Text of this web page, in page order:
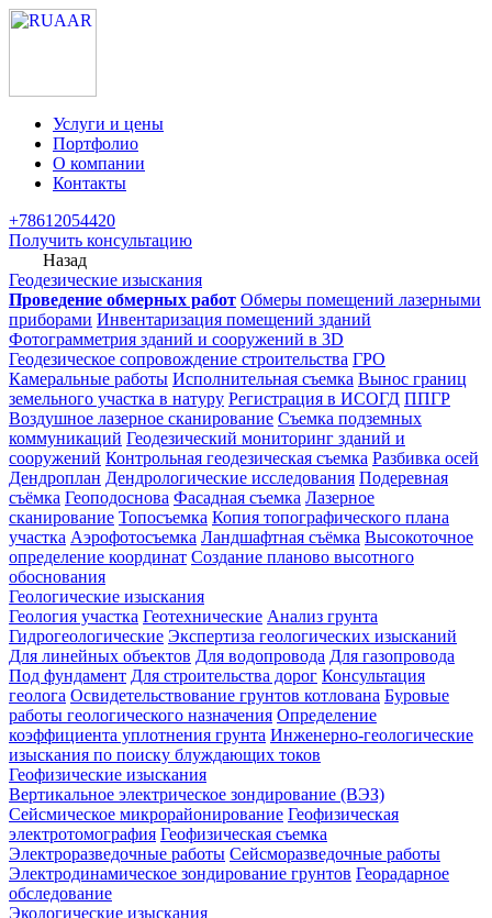
Услуги и цены
Портфолио
О компании
Контакты
+78612054420
Получить консультацию
Назад
Геодезические изыскания
Проведение обмерных работ Обмеры помещений лазерными
приборами Инвентаризация помещений зданий
Фотограмметрия зданий и сооружений в 3D
Геодезическое сопровождение строительства ГРО
Камеральные работы Исполнительная съемка Вынос границ
земельного участка в натуру Регистрация в ИСОГД ППГР
Воздушное лазерное сканирование Съемка подземных
коммуникаций Геодезический мониторинг зданий и
сооружений Контрольная геодезическая съемка Разбивка осей
Дендроплан Дендрологические исследования Подеревная
съёмка Геоподоснова Фасадная съемка Лазерное
сканирование Топосъемка Копия топографического плана
участка Аэрофотосъемка Ландшафтная съёмка Высокоточное
определение координат Создание планово высотного
обоснования
Геологические изыскания
Геология участка Геотехнические Анализ грунта
Гидрогеологические Экспертиза геологических изысканий
Для линейных объектов Для водопровода Для газопровода
Под фундамент Для строительства дорог Консультация
геолога Освидетельствование грунтов котлована Буровые
работы геологического назначения Определение
коэффициента уплотнения грунта Инженерно-геологические
изыскания по поиску блуждающих токов
Геофизические изыскания
Вертикальное электрическое зондирование (ВЭЗ)
Сейсмическое микрорайонирование Геофизическая
электротомография Геофизическая съемка
Электроразведочные работы Сейсморазведочные работы
Электродинамическое зондирование грунтов Георадарное
обследование
Экологические изыскания